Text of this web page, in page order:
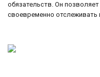
обязательств. Он позволяет
своевременно отслеживать